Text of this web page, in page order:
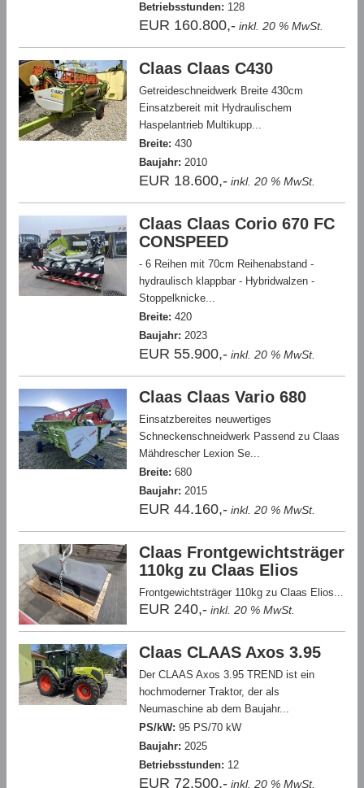
Betriebsstunden: 128
EUR 160.800,- inkl. 20 % MwSt.
Claas Claas C430
Getreideschneidwerk Breite 430cm
Einsatzbereit mit Hydraulischem
Haspelantrieb Multikupp...
Breite: 430
Baujahr: 2010
EUR 18.600,- inkl. 20 % MwSt.
Claas Claas Corio 670 FC
CONSPEED
- 6 Reihen mit 70cm Reihenabstand -
hydraulisch klappbar - Hybridwalzen -
Stoppelknicke...
Breite: 420
Baujahr: 2023
EUR 55.900,- inkl. 20 % MwSt.
Claas Claas Vario 680
Einsatzbereites neuwertiges
Schneckenschneidwerk Passend zu Claas
Mähdrescher Lexion Se...
Breite: 680
Baujahr: 2015
EUR 44.160,- inkl. 20 % MwSt.
Claas Frontgewichtsträger
110kg zu Claas Elios
Frontgewichtsträger 110kg zu Claas Elios...
EUR 240,- inkl. 20 % MwSt.
Claas CLAAS Axos 3.95
Der CLAAS Axos 3.95 TREND ist ein
hochmoderner Traktor, der als
Neumaschine ab dem Baujahr...
PS/kW: 95 PS/70 kW
Baujahr: 2025
Betriebsstunden: 12
EUR 72.500,- inkl. 20 % MwSt.